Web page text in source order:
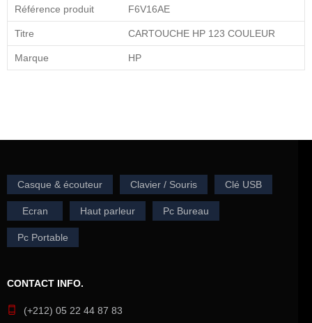
Référence produit F6V16AE
Titre CARTOUCHE HP 123 COULEUR
Marque HP
Casque & écouteur Clavier / Souris Clé USB
Ecran Haut parleur Pc Bureau
Pc Portable
CONTACT INFO.
(+212) 05 22 44 87 83